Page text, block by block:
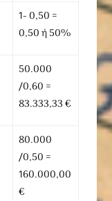
1- 0,50 =
0,50 ή 50%
50.000
/0,60 =
83.333,33 €
80.000
/0,50 =
160.000,00
€